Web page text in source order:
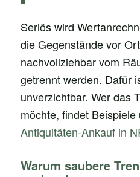
Seriös wird
die Gegenstände vor
nachvollziehbar vom
getrennt werden. Dafür
unverzichtbar. Wer das
möchte, findet
Antiquitäten-Ankauf in
Warum saubere